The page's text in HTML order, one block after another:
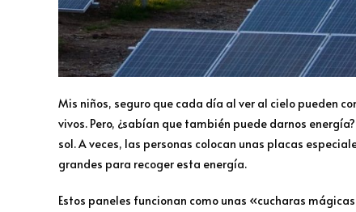
Mis niños, seguro que cada día al ver al cielo pueden
vivos. Pero, ¿sabían que también puede darnos
sol. A veces, las personas colocan unas placas
grandes para recoger esta energía.
Estos paneles funcionan como unas «cucharas